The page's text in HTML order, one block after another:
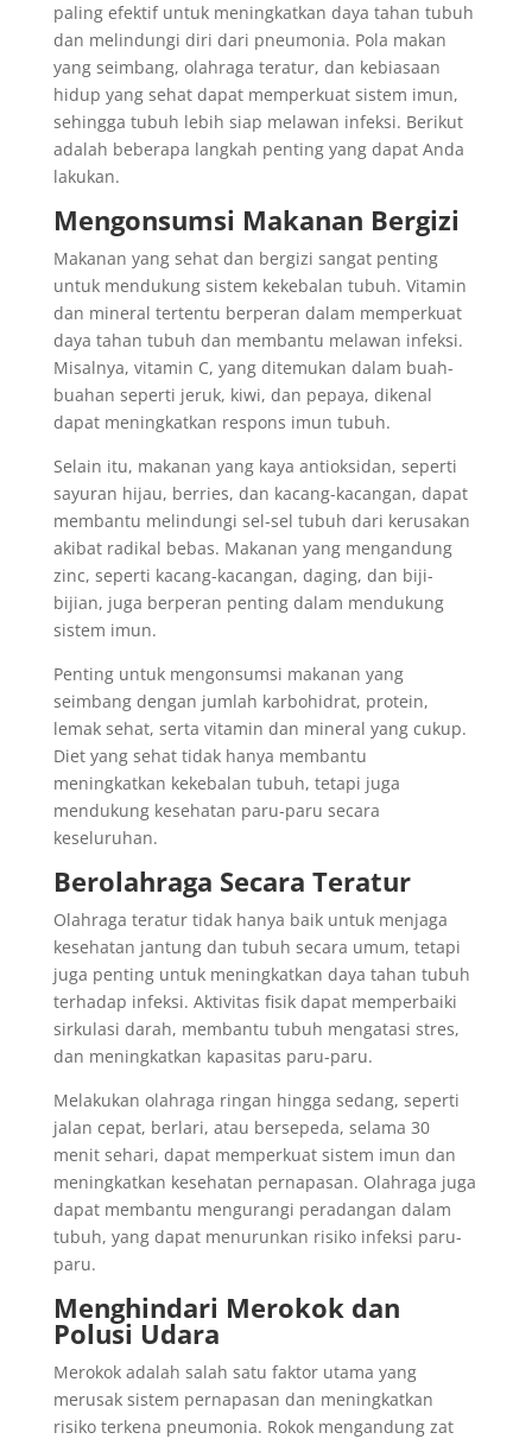
paling efektif untuk meningkatkan daya tahan tubuh
dan melindungi diri dari pneumonia. Pola makan
yang seimbang, olahraga teratur, dan kebiasaan
hidup yang sehat dapat memperkuat sistem imun,
sehingga tubuh lebih siap melawan infeksi. Berikut
adalah beberapa langkah penting yang dapat Anda
lakukan.
Mengonsumsi Makanan Bergizi
Makanan yang sehat dan bergizi sangat penting
untuk mendukung sistem kekebalan tubuh. Vitamin
dan mineral tertentu berperan dalam memperkuat
daya tahan tubuh dan membantu melawan infeksi.
Misalnya, vitamin C, yang ditemukan dalam buah-
buahan seperti jeruk, kiwi, dan pepaya, dikenal
dapat meningkatkan respons imun tubuh.
Selain itu, makanan yang kaya antioksidan, seperti
sayuran hijau, berries, dan kacang-kacangan, dapat
membantu melindungi sel-sel tubuh dari kerusakan
akibat radikal bebas. Makanan yang mengandung
zinc, seperti kacang-kacangan, daging, dan biji-
bijian, juga berperan penting dalam mendukung
sistem imun.
Penting untuk mengonsumsi makanan yang
seimbang dengan jumlah karbohidrat, protein,
lemak sehat, serta vitamin dan mineral yang cukup.
Diet yang sehat tidak hanya membantu
meningkatkan kekebalan tubuh, tetapi juga
mendukung kesehatan paru-paru secara
keseluruhan.
Berolahraga Secara Teratur
Olahraga teratur tidak hanya baik untuk menjaga
kesehatan jantung dan tubuh secara umum, tetapi
juga penting untuk meningkatkan daya tahan tubuh
terhadap infeksi. Aktivitas fisik dapat memperbaiki
sirkulasi darah, membantu tubuh mengatasi stres,
dan meningkatkan kapasitas paru-paru.
Melakukan olahraga ringan hingga sedang, seperti
jalan cepat, berlari, atau bersepeda, selama 30
menit sehari, dapat memperkuat sistem imun dan
meningkatkan kesehatan pernapasan. Olahraga juga
dapat membantu mengurangi peradangan dalam
tubuh, yang dapat menurunkan risiko infeksi paru-
paru.
Menghindari Merokok dan
Polusi Udara
Merokok adalah salah satu faktor utama yang
merusak sistem pernapasan dan meningkatkan
risiko terkena pneumonia. Rokok mengandung zat